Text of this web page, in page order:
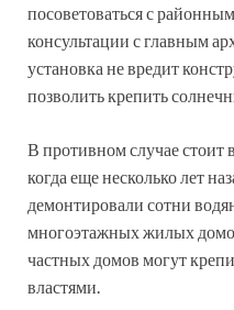
посоветоваться с
консультации с главным
установка не вредит
позволить крепить
В противном случае
когда еще несколько лет
демонтировали сотни
многоэтажных жилых
частных домов могут
властями.